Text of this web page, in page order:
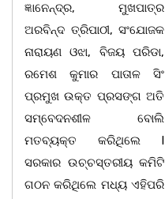
ଜ୍ଞାନେନ୍ଦ୍ର, ମୁଖପାତ୍ର
ଅରବିନ୍ଦ ତ୍ରିପାଠୀ, ସଂଯୋଜକ
ନାରାୟଣ ଓଝା, ବିଜୟ ପରିଡା,
ରମେଶ କୁମାର ପାତାଳ ସିଂ
ପ୍ରମୁଖ ଉକ୍ତ ପ୍ରସଙ୍ଗ ଅତି
ସମ୍ବେଦନଶୀଳ ବୋଲି
ମତବ୍ୟକ୍ତ କରିଥିଲେ l
ସରକାର ଉଚ୍ଚସ୍ତରୀୟ କମିଟି
ଗଠନ କରିଥିଲେ ମଧ୍ୟ ଏହିପରି